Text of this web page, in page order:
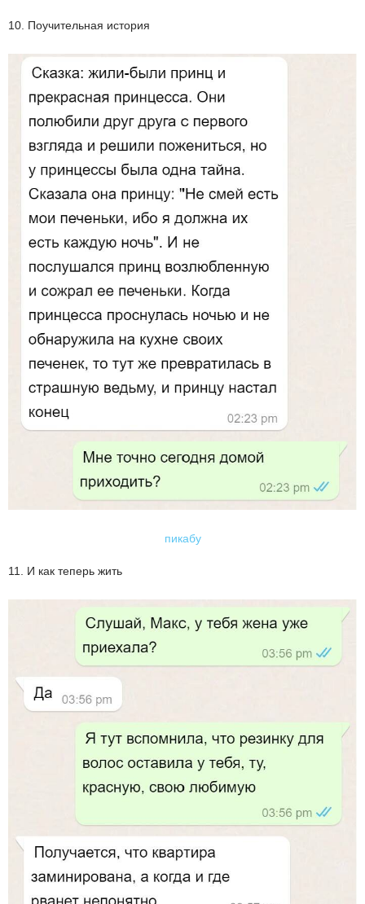
10. Поучительная история
пикабу
11. И как теперь жить